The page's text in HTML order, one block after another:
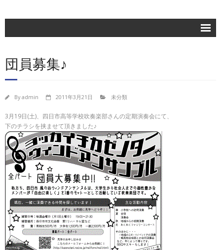
楽団紹介
ブログ
お問合せ
団員専用
団員募集♪
Byadmin 2011年3月21日 未分類
3月19日(土)、四日市高等学校吹奏楽部さんの定期演奏会にて、
下のチラシを挟ませて頂きました♪